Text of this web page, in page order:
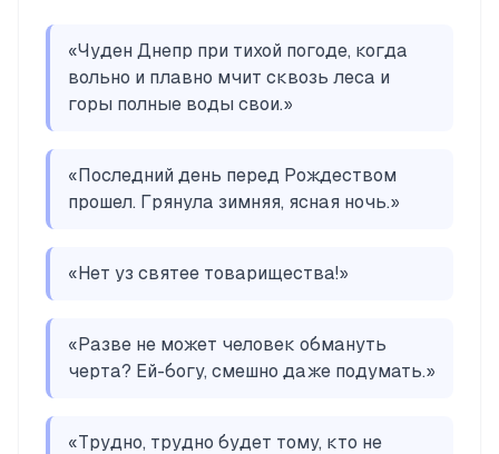
«Чуден Днепр при тихой погоде, когда
вольно и плавно мчит сквозь леса и
горы полные воды свои.»
«Последний день перед Рождеством
прошел. Грянула зимняя, ясная ночь.»
«Нет уз святее товарищества!»
«Разве не может человек обмануть
черта? Ей-богу, смешно даже подумать.»
«Трудно, трудно будет тому, кто не